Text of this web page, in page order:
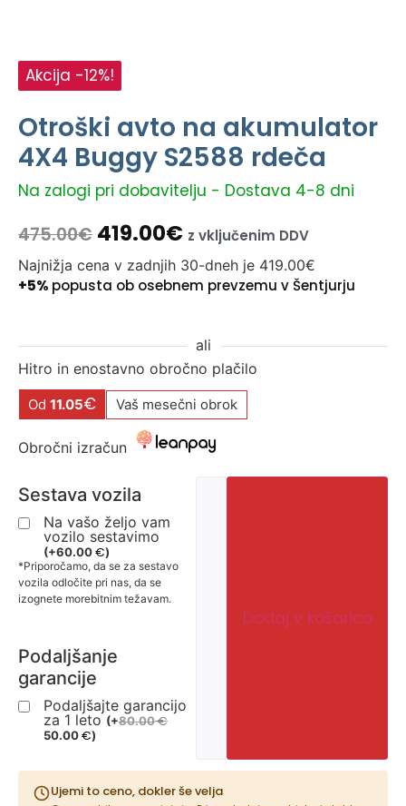
Akcija -12%!
Otroški avto na akumulator
4X4 Buggy S2588 rdeča
Na zalogi pri dobavitelju - Dostava 4-8 dni
475.00€ 419.00€ z vključenim DDV
Najnižja cena v zadnjih 30-dneh je 419.00€
+5% popusta ob osebnem prevzemu v Šentjurju
ali
Hitro in enostavno obročno plačilo
Od 11.05€ Vaš mesečni obrok
Obročni izračun
Sestava vozila
Na vašo željo vam
vozilo sestavimo
(+60.00€)
*Priporočamo, da se za sestavo
vozila odločite pri nas, da se
izognete morebitnim težavam.
Podaljšanje
garancije
Podaljšajte garancijo
za 1 leto (+80.00€
50.00€)
Dodaj v košarico
Ujemi to ceno, dokler še velja